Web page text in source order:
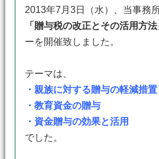
2013年7月3日（水）、当事務
「贈与税の改正とその活用方法
ーを開催致しました。
テーマは、
・親族に対する贈与の軽減措置
・教育資金の贈与
・資金贈与の効果と活用
でした。